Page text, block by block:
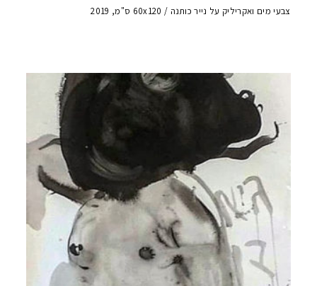
צבעי מים ואקריליק על נייר כותנה / 60x120 ס"מ, 2019